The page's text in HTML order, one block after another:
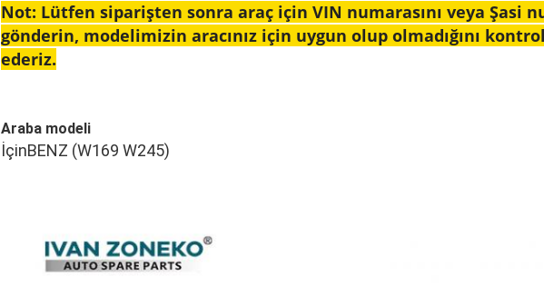
Not: Lütfen siparişten sonra araç için VIN numarasını veya Şasi
gönderin, modelimizin aracınız için uygun olup olmadığını
ederiz.
Araba modeli
İçinBENZ (W169 W245)